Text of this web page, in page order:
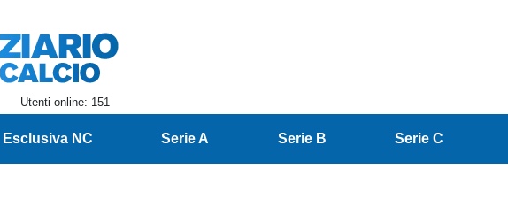
Utenti online: 151
Esclusiva NC Serie A Serie B Serie C